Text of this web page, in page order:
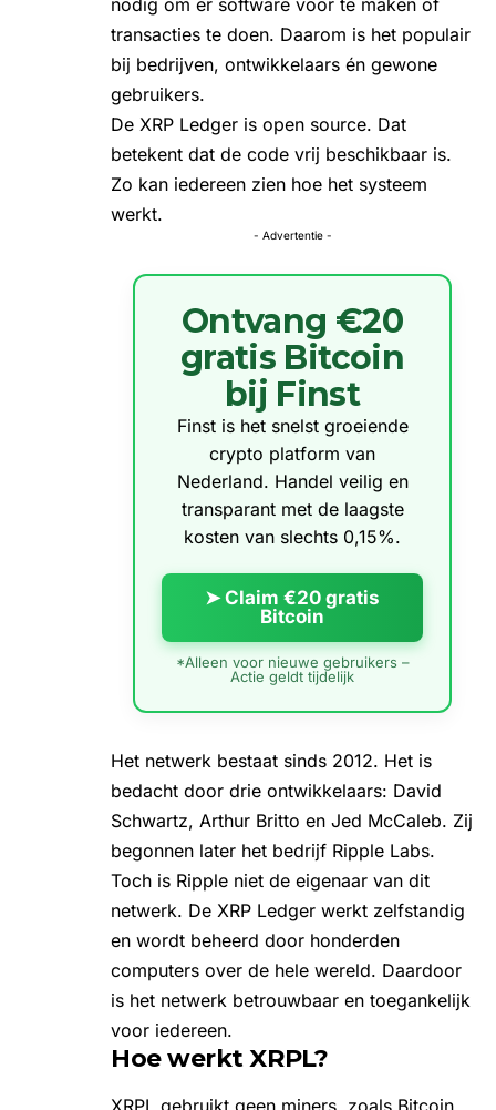
transacties te doen. Daarom is het populair
bij bedrijven, ontwikkelaars én gewone
gebruikers.
De XRP Ledger is open source. Dat
betekent dat de code vrij beschikbaar is.
Zo kan iedereen zien hoe het systeem
werkt.
- Advertentie -
Ontvang €20
gratis Bitcoin
bij Finst
Finst is het snelst groeiende
crypto platform van
Nederland. Handel veilig en
transparant met de laagste
kosten van slechts 0,15%.
➤ Claim €20 gratis
Bitcoin
*Alleen voor nieuwe gebruikers –
Actie geldt tijdelijk
Het netwerk bestaat sinds 2012. Het is
bedacht door drie ontwikkelaars: David
Schwartz, Arthur Britto en Jed McCaleb. Zij
begonnen later het bedrijf Ripple Labs.
Toch is Ripple niet de eigenaar van dit
netwerk. De XRP Ledger werkt zelfstandig
en wordt beheerd door honderden
computers over de hele wereld. Daardoor
is het netwerk betrouwbaar en toegankelijk
voor iedereen.
Hoe werkt XRPL?
XRPL gebruikt geen miners, zoals Bitcoin